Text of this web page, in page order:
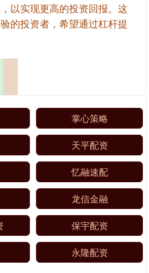
以实现更高的投资回报。这
的投资者，希望通过杠杆提
掌心策略
天平配资
忆融速配
龙信金融
保宇配资
永隆配资